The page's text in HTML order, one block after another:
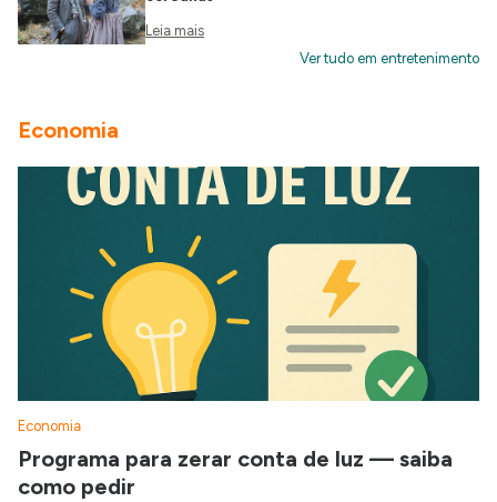
Leia mais
Ver tudo em entretenimento
Economia
Economia
Programa para zerar conta de luz — saiba
como pedir